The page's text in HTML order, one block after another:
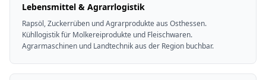
Lebensmittel & Agrarrlogistik
Rapsöl, Zuckerrüben und Agrarprodukte aus Osthessen.
Kühllogistik für Molkereiprodukte und Fleischwaren.
Agrarmaschinen und Landtechnik aus der Region buchbar.